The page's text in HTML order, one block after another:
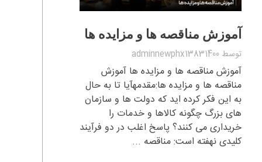
آموزش مناقصه ها و مزایده ها
توسط adminnewphx13831400
آموزش مناقصه ها و مزایده ها آموزش
مناقصه ها و مزایده ها:مقدمهآیا تا به حال
به این فکر کرده اید که دولت ها و سازمان
های بزرگ چگونه کالاها و خدمات را
خریداری می کنند؟ پاسخ اغلب در دو فرآیند
کلیدی نهفته است: مناقصه ...